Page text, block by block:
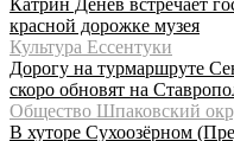
красной дорожке музея
Культура Ессентуки
Дорогу на турмаршруте
скоро обновят на
Общество Шпаковский
В хуторе Сухоозёрном